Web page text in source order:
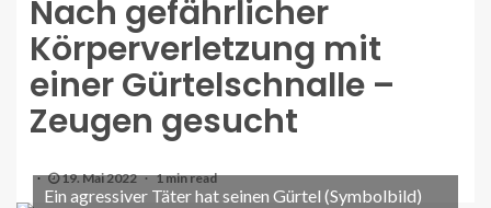
Nach gefährlicher
Körperverletzung mit
einer Gürtelschnalle –
Zeugen gesucht
19. Mai 2022 1 min read
Ein agressiver Täter hat seinen Gürtel (Symbolbild)